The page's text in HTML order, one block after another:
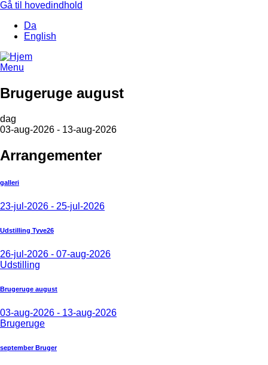
Gå til hovedindhold
Da
English
Menu
Brugeruge august
dag
03-aug-2026 - 13-aug-2026
Arrangementer
galleri
23-jul-2026 - 25-jul-2026
Udstilling Tyve26
26-jul-2026 - 07-aug-2026
Udstilling
Brugeruge august
03-aug-2026 - 13-aug-2026
Brugeruge
september Bruger